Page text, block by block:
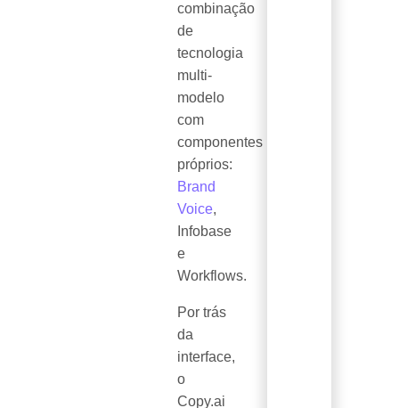
combinação
de
tecnologia
multi-
modelo
com
componentes
próprios:
Brand
Voice,
Infobase
e
Workflows.
Por trás
da
interface,
o
Copy.ai